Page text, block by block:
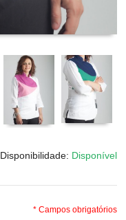
Disponibilidade: Disponível
* Campos obrigatórios